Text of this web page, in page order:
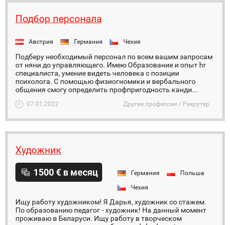
Подбор персонала
Австрия Германия Чехия
Подберу необходимый персонал по всем вашим запросам
от няни до управляющего. Имею Образование и опыт hr
специалиста, умение видеть человека с позиции
психолога. С помощью физиогномики и вербального
общения смогу определить профпригодность канди...
07.01.2022 Другие профессии / Рекрутер
Художник
1500 € в месяц Германия
Польша
Чехия
Ищу работу художником! Я Дарья, художник со стажем.
По образованию педагог - художник! На данный момент
проживаю в Беларуси. Ищу работу в творческом